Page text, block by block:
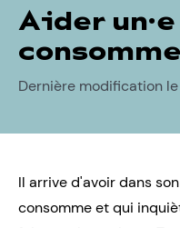
Aider
consomme
Dernière modification
Il arrive d'avoir dans
consomme et qui